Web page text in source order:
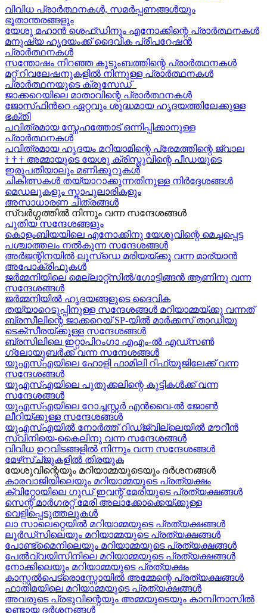
വിവിധ പ്രാർത്ഥനകൾ, സമർപ്പണങ്ങൾയും
ഭൂതാന്തരങ്ങളും
യേശു മഹാന്‍ ശെഫ്ഡിനും എനോക്കിന്റെ പ്രാർത്ഥനകള്‍
മനുഷ്യ ഹൃദയംക്ക് ദൈവിക പ്രീപറേഷൻ
പ്രാർത്ഥനകൾ
സന്തോഷം നിറഞ്ഞ കുടുംബത്തിന്റെ പ്രാർത്ഥനകള്‍
മറ്റ് റിവലേഷനുകളിൽ നിന്നുള്ള പ്രാർത്ഥനകൾ
പ്രാർത്ഥനയുടെ ക്രൂസേഡ്
ജാക്കറെയിലെ മാതാവിന്റെ പ്രാർത്ഥനകൾ
ജോസ്‌ഫിന്‍റെ ഏറ്റവും ശുദ്ധമായ ഹൃദയത്തിലേക്കുള്ള
ഭക്തി
പവിത്രമായ സ്നേഹത്തോട് ഒന്നിപ്പിക്കാനുള്ള
പ്രാർത്ഥനകള്‍
പവിത്രമായ ഹൃദയം മറിയാമിന്റെ പ്രേമത്തിന്റെ ജ്വാല
† † † അമ്മായുടെ യേശു ക്രിസ്തുവിന്റെ പീഡയുടെ
ഇരുപതിയാലും മണിക്കൂറുകള്‍
ചികിത്സകൾ തയ്യാറാക്കുന്നതിനുള്ള നിർദ്ദേശങ്ങൾ
മെഡലുകളും സ്കാപുലാരികളും
അസാധാരണ ചിത്രങ്ങൾ
സ്വര്‍ഗ്ഗത്തിൽ നിന്നും വന്ന സന്ദേശങ്ങള്‍
പുതിയ സന്ദേശങ്ങളും
കൊളംബിയയിലെ എനോക്കിനു യേശുവിന്റെ മെച്ചപ്പെട്ട
പശ്ചാത്തലം നൽകുന്ന സന്ദേശങ്ങള്‍
അർജന്റിനയിൽ ലൂസ്ഡെ മരിയയ്ക്കു വന്ന മാര്യാന്‍
അപോക്രിഫുകള്‍
ജർമ്മനിയിലെ മെല്ലാറ്റ്സിൽ/ഗോട്ടിങ്ങൻ ആണിനു വന്ന
സന്ദേശങ്ങൾ
ജർമ്മനിയിൽ ഹൃദയങ്ങളുടെ ദൈവിക
തയ്യാറെടുപ്പിനുള്ള സന്ദേശങ്ങൾ മറിയാമ്മയ്ക്കു വന്നത്
ബ്രസീലിന്റെ ജാക്കറെയ്‍ SP-യിൽ മാർക്കസ് താഡിയു
ടെക്സീരയ്ക്കുള്ള സന്ദേശങ്ങള്‍
ബ്രസിലിലെ ഇറ്റാപിറംഗാ എഎം-ൽ എഡ്സൺ
ഗ്ലോയുബർക്ക് വന്ന സന്ദേശങ്ങൾ
യുഎസ്എയിലെ ഹോളി ഫാമിലി റിഫ്യൂജിലേക്ക് വന്ന
സന്ദേശങ്ങൾ
യുഎസ്എയിലെ പുതുക്കലിന്റെ കുട്ടികള്‍ക്ക് വന്ന
സന്ദേശങ്ങള്‍
യുഎസ്എയിലെ റോച്ചസ്റ്റർ എൻവൈ-ൽ ജോൺ
ലീറിയ്ക്കുള്ള സന്ദേശങ്ങൾ
യുഎസ്എയിൽ നോർത്ത് റിഡ്ജ്വില്ലെയിൽ മൗറീൻ
സ്വിനിയെ-കൈലിനു വന്ന സന്ദേശങ്ങള്‍
വിവിധ ഉറവിടങ്ങളിൽ നിന്നും വന്ന സന്ദേശങ്ങൾ
മേഴ്‍സ്ച്ജുകളിൽ തിരയുക
യേശുവിന്റെയും മറിയാമ്മയുടെയും ദർശനങ്ങൾ
കാരവാജിയിലെയും മറിയാമ്മയുടെ പ്രത്യക്ഷം
ക്വിറ്റോയിലെ ഗുഡ് ഇവന്റ് മേരിയുടെ പ്രത്യക്ഷങ്ങൾ
സെന്റ് മാർഗരറ്റ് മേരി അലാക്കോക്കെയ്ക്കുള്ള
വെളിപ്പെടുത്തലുകൾ
ലാ സാലെറ്റെയിൽ മറിയാമ്മയുടെ പ്രത്യക്ഷങ്ങൾ
ലൂർഡ്സിലെയും മറിയാമ്മയുടെ പ്രത്യക്ഷങ്ങൾ
പോണ്ട്മൈനിലെയും മറിയാമ്മയുടെ പ്രത്യക്ഷങ്ങൾ
പേൽവ്വയിസിനിലെ മറിയാമ്മയുടെ പ്രത്യക്ഷങ്ങൾ
നോക്കിലെയും മറിയാമ്മയുടെ പ്രത്യക്ഷം
കാസ്റ്റൽപെട്രൊസ്സോയിൽ അമ്മേന്റെ പ്രത്യക്ഷങ്ങൾ
ഫാതിമയിലെ മറിയാമ്മയുടെ പ്രത്യക്ഷങ്ങൾ
അവരുടെ പ്രഭുവിന്റെയും അമ്മയുടെയും കാമ്പിനാസിൽ
ഉണ്ടായ ദർശനങ്ങൾ